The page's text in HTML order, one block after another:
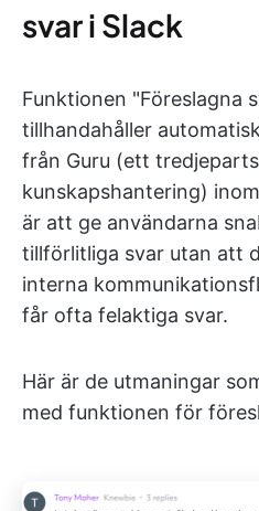
svar i Slack
Funktionen "Föreslagna
tillhandahåller
från Guru (ett
kunskapshantering)
är att ge användarna
tillförlitliga svar utan att
interna
får ofta felaktiga svar.
Här är de utmaningar
med funktionen för